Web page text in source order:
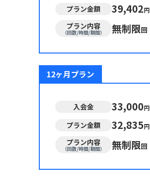
プラン金額 39,402円
プラン内容
（回数/時間/期間） 無制限回
12ヶ月プラン
入会金 33,000円
プラン金額 32,835円
プラン内容
（回数/時間/期間） 無制限回